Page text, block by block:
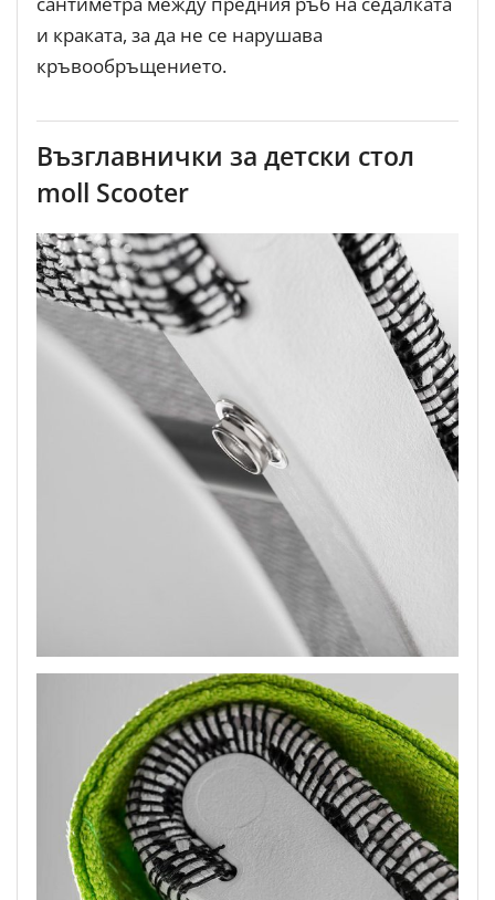
и краката, за да не се нарушава
кръвообръщението.
Възглавнички за детски стол
moll Scooter